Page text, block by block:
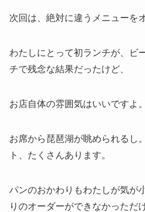
次回は、絶対に違うメニューを
わたしにとって初ランチが、ビ
チで残念な結果だったけど、
お店自体の雰囲気はいいですよ。
お席から琵琶湖が眺められるし
ト、たくさんあります。
パンのおかわりもわたしが気が
りのオーダーができなかっただ